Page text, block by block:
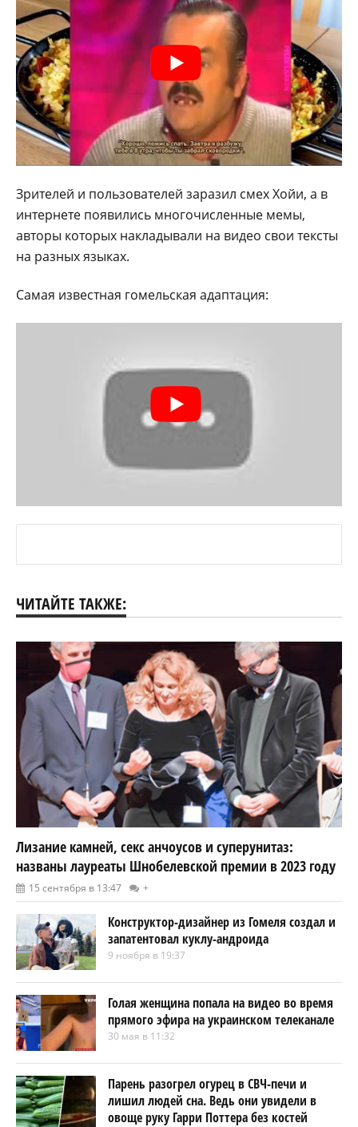
Зрителей и пользователей заразил смех Хойи, а в
интернете появились многочисленные мемы,
авторы которых накладывали на видео свои тексты
на разных языках.
Самая известная гомельская адаптация:
ЧИТАЙТЕ ТАКЖЕ:
Лизание камней, секс анчоусов и суперунитаз:
названы лауреаты Шнобелевской премии в 2023 году
15 сентября в 13:47 +
Конструктор-дизайнер из Гомеля создал и
запатентовал куклу-андроида
9 ноября в 19:37
Голая женщина попала на видео во время
прямого эфира на украинском телеканале
30 мая в 11:32
Парень разогрел огурец в СВЧ-печи и
лишил людей сна. Ведь они увидели в
овоще руку Гарри Поттера без костей